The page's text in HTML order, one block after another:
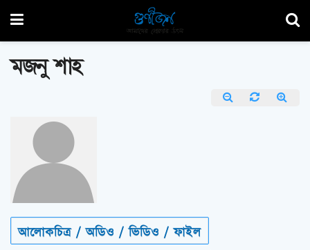
মজনু শাহ
আলোকচিত্র / অডিও / ভিডিও / ফাইল